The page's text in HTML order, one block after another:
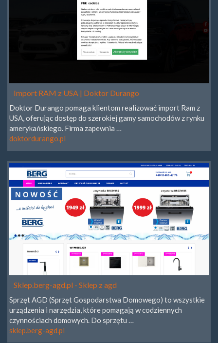
Import RAM z USA | Doktor Durango
Doktor Durango pomaga klientom realizować import Ram z
USA, oferując dostęp do szerokiej gamy samochodów z rynku
amerykańskiego. Firma zapewnia …
doktordurango.pl
Sklep.berg-agd.pl - Sklep z agd
Sprzęt AGD (Sprzęt Gospodarstwa Domowego) to wszystkie
urządzenia i narzędzia, które pomagają w codziennych
czynnościach domowych. Do sprzętu …
sklep.berg-agd.pl